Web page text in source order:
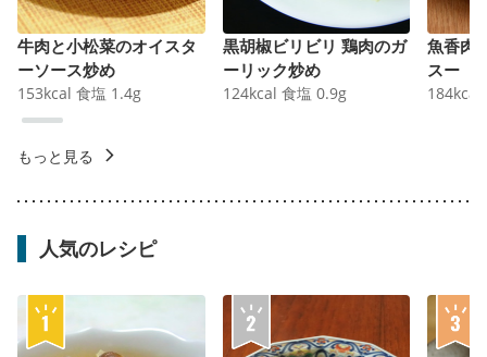
牛肉と小松菜のオイスタ
ーソース炒め
153kcal 食塩 1.4g
黒胡椒ビリビリ 鶏肉のガ
ーリック炒め
124kcal 食塩 0.9g
魚香肉
スー
184kcal
もっと見る
人気のレシピ